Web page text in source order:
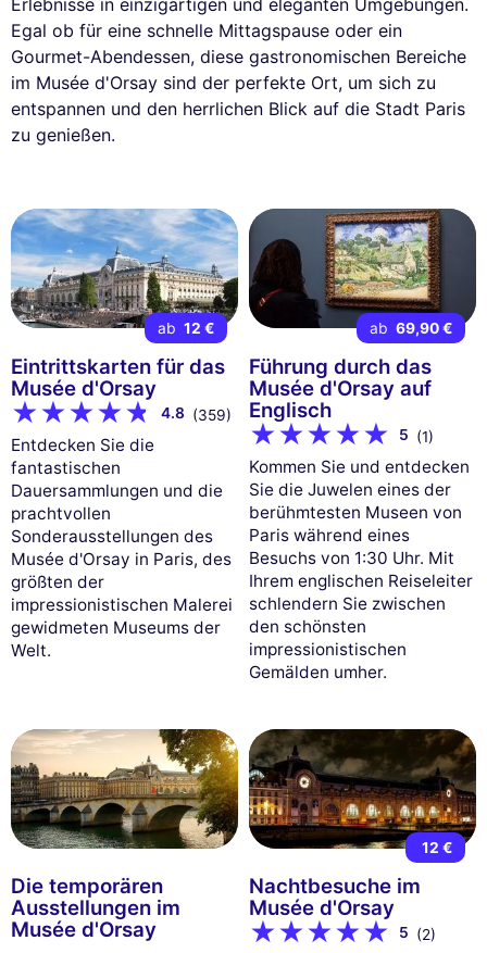
Erlebnisse in einzigartigen und eleganten Umgebungen.
Egal ob für eine schnelle Mittagspause oder ein
Gourmet-Abendessen, diese gastronomischen Bereiche
im Musée d'Orsay sind der perfekte Ort, um sich zu
entspannen und den herrlichen Blick auf die Stadt Paris
zu genießen.
ab 12 €
Eintrittskarten für das
Musée d'Orsay
4.8 (359)
Entdecken Sie die
fantastischen
Dauersammlungen und die
prachtvollen
Sonderausstellungen des
Musée d'Orsay in Paris, des
größten der
impressionistischen Malerei
gewidmeten Museums der
Welt.
ab 69,90 €
Führung durch das
Musée d'Orsay auf
Englisch
5 (1)
Kommen Sie und entdecken
Sie die Juwelen eines der
berühmtesten Museen von
Paris während eines
Besuchs von 1:30 Uhr. Mit
Ihrem englischen Reiseleiter
schlendern Sie zwischen
den schönsten
impressionistischen
Gemälden umher.
Die temporären
Ausstellungen im
Musée d'Orsay
12 €
Nachtbesuche im
Musée d'Orsay
5 (2)